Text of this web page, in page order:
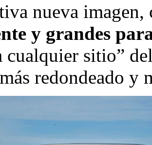
nueva
y grandes
cualquier sitio”
redondeado y